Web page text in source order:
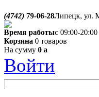
(4742) 79-06-28Липецк, ул.
Время работыс 09:00-
Корзина 0 товаров
На сумму 0 a
Войти